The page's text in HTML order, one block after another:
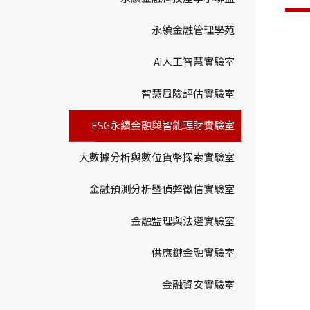
永續金融管理學苑
AI人工智慧實驗室
智慧風險評估實驗室
ESG永續金融與智能理財實驗室
大數據分析與數位貨幣探索實驗室
金融預測分析暨偵弊徵信實驗室
金融監理與法遵實驗室
供應鏈金融實驗室
金融資安實驗室